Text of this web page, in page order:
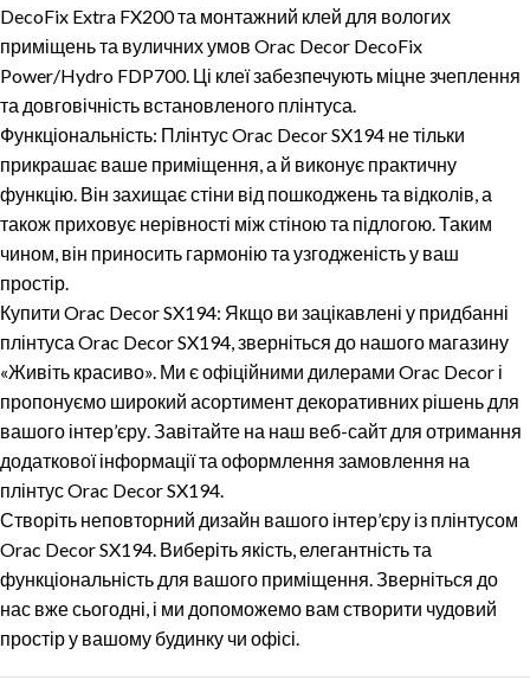
DecoFix Extra FX200 та монтажний клей для вологих
приміщень та вуличних умов Orac Decor DecoFix
Power/Hydro FDP700. Ці клеї забезпечують міцне зчеплення
та довговічність встановленого плінтуса.
Функціональність: Плінтус Orac Decor SX194 не тільки
прикрашає ваше приміщення, а й виконує практичну
функцію. Він захищає стіни від пошкоджень та відколів, а
також приховує нерівності між стіною та підлогою. Таким
чином, він приносить гармонію та узгодженість у ваш
простір.
Купити Orac Decor SX194: Якщо ви зацікавлені у придбанні
плінтуса Orac Decor SX194, зверніться до нашого магазину
«Живіть красиво». Ми є офіційними дилерами Orac Decor і
пропонуємо широкий асортимент декоративних рішень для
вашого інтер’єру. Завітайте на наш веб-сайт для отримання
додаткової інформації та оформлення замовлення на
плінтус Orac Decor SX194.
Створіть неповторний дизайн вашого інтер’єру із плінтусом
Orac Decor SX194. Виберіть якість, елегантність та
функціональність для вашого приміщення. Зверніться до
нас вже сьогодні, і ми допоможемо вам створити чудовий
простір у вашому будинку чи офісі.